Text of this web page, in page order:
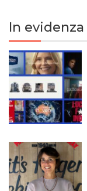
In evidenza